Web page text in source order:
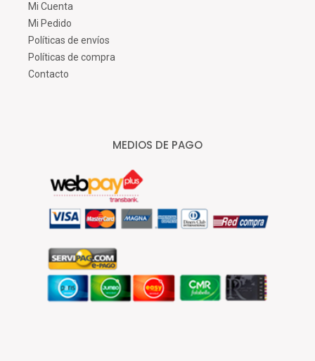
Mi Cuenta
Mi Pedido
Políticas de envíos
Políticas de compra
Contacto
MEDIOS DE PAGO